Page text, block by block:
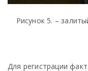
Рисунок 5. –
Для регистрации